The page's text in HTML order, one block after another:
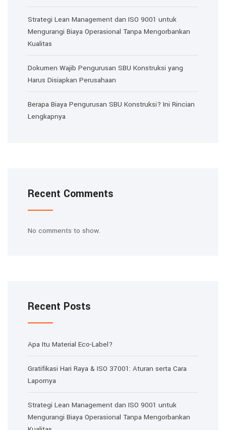
Strategi Lean Management dan ISO 9001 untuk
Mengurangi Biaya Operasional Tanpa Mengorbankan
Kualitas
Dokumen Wajib Pengurusan SBU Konstruksi yang
Harus Disiapkan Perusahaan
Berapa Biaya Pengurusan SBU Konstruksi? Ini Rincian
Lengkapnya
Recent Comments
No comments to show.
Recent Posts
Apa Itu Material Eco-Label?
Gratifikasi Hari Raya & ISO 37001: Aturan serta Cara
Lapornya
Strategi Lean Management dan ISO 9001 untuk
Mengurangi Biaya Operasional Tanpa Mengorbankan